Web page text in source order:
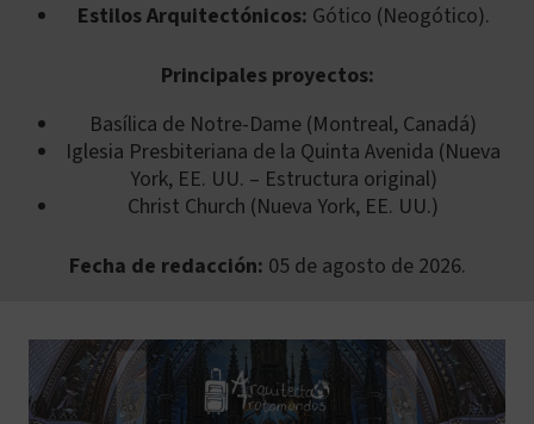
Estilos Arquitectónicos: Gótico (Neogótico).
Principales proyectos:
Basílica de Notre-Dame (Montreal, Canadá)
Iglesia Presbiteriana de la Quinta Avenida (Nueva
York, EE. UU. – Estructura original)
Christ Church (Nueva York, EE. UU.)
Fecha de redacción: 05 de agosto de 2026.